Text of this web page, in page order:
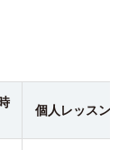
個人レッスン